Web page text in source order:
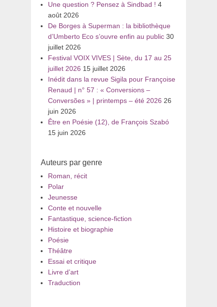
Une question ? Pensez à Sindbad ! 4
août 2026
De Borges à Superman : la bibliothèque
d’Umberto Eco s’ouvre enfin au public 30
juillet 2026
Festival VOIX VIVES | Sète, du 17 au 25
juillet 2026 15 juillet 2026
Inédit dans la revue Sigila pour Françoise
Renaud | n° 57 : « Conversions –
Conversões » | printemps – été 2026 26
juin 2026
Être en Poésie (12), de François Szabó
15 juin 2026
Auteurs par genre
Roman, récit
Polar
Jeunesse
Conte et nouvelle
Fantastique, science-fiction
Histoire et biographie
Poésie
Théâtre
Essai et critique
Livre d’art
Traduction